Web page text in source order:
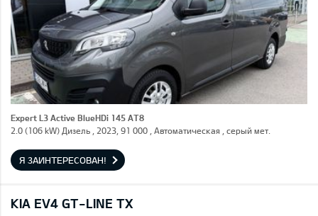
Expert L3 Active BlueHDi 145 AT8
2.0 (106 kW) Дизель , 2023, 91 000 , Автоматическая , серый мет.
Я ЗАИНТЕРЕСОВАН!
KIA EV4 GT-LINE TX